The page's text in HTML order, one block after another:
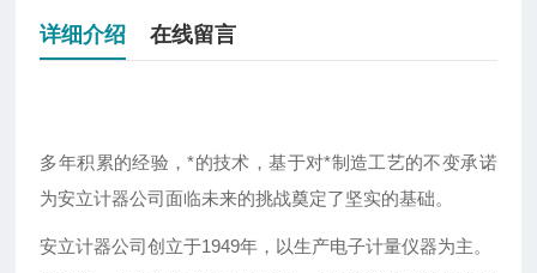
详细介绍 在线留言
多年积累的经验，*的技术，基于对*制造工艺的不变承诺
为安立计器公司面临未来的挑战奠定了坚实的基础。
安立计器公司创立于1949年，以生产电子计量仪器为主。